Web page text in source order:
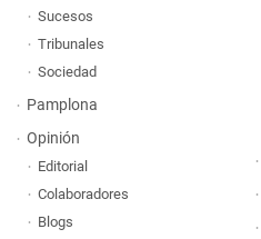
Sucesos
Tribunales
Sociedad
Pamplona
Opinión
Editorial
Colaboradores
Blogs